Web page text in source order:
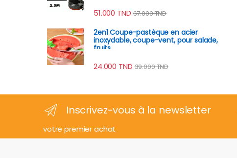
51.000 TND 67.000TND
2en1 Coupe-pastèque en acier
inoxydable, coupe-vent, pour salade,
fruits
24.000 TND 39.000TND
Inscrivez-vous à la newsletter
votre premier achat